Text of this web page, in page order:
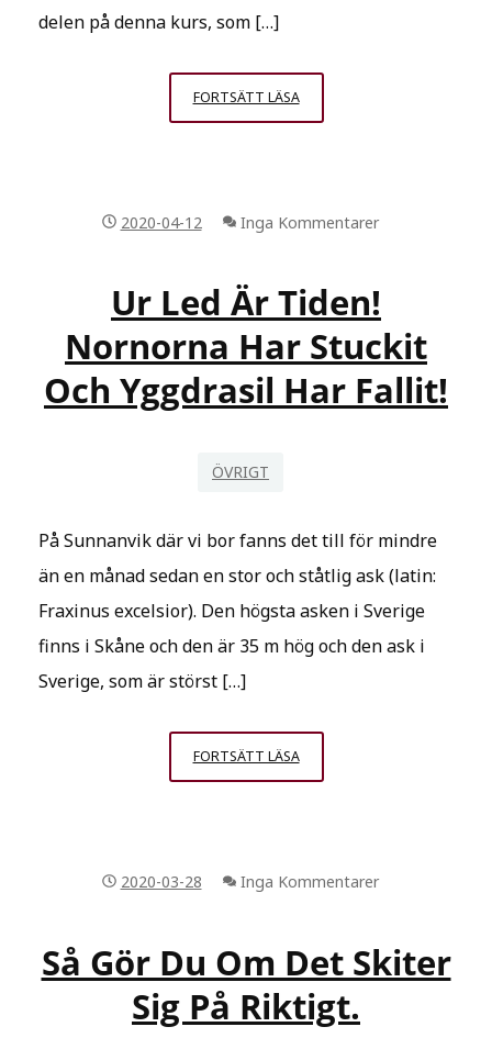
delen på denna kurs, som […]
FORTSÄTT LÄSASNART
SPRICKER
EFTER
GÄDDAN
LURAR
I
ÅSNENS
VASS
CERTIFIERAD.
2020-04-12 Inga Kommentarer
Ur Led Är Tiden!
Nornorna Har Stuckit
Och Yggdrasil Har Fallit!
ÖVRIGT
På Sunnanvik där vi bor fanns det till för mindre
än en månad sedan en stor och ståtlig ask (latin:
Fraxinus excelsior). Den högsta asken i Sverige
finns i Skåne och den är 35 m hög och den ask i
Sverige, som är störst […]
FORTSÄTT LÄSAUR
LED
HAR
YGGDRASIL
HAR
FALLIT!
2020-03-28 Inga Kommentarer
Så Gör Du Om Det Skiter
Sig På Riktigt.